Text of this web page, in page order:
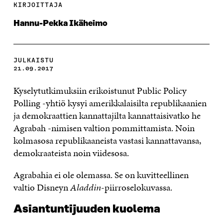
KIRJOITTAJA
Hannu-Pekka Ikäheimo
JULKAISTU
21.09.2017
Kyselytutkimuksiin erikoistunut Public Policy
Polling -yhtiö kysyi amerikkalaisilta republikaanien
ja demokraattien kannattajilta kannattaisivatko he
Agrabah -nimisen valtion pommittamista. Noin
kolmasosa republikaaneista vastasi kannattavansa,
demokraateista noin viidesosa.
Agrabahia ei ole olemassa. Se on kuvitteellinen
valtio DisneynAladdin-piirroselokuvassa.
Asiantuntijuuden kuolema